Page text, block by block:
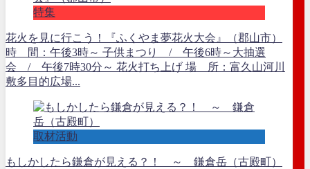
特集
花火を見に行こう！『ふくやま夢花火大会』（郡山市）
時 間：午後3時～ 子供まつり / 午後6時～大抽選
会 / 午後7時30分～ 花火打ち上げ 場 所：富久山河川
敷多目的広場...
取材活動
もしかしたら鎌倉が見える？！ ～ 鎌倉岳（古殿町）